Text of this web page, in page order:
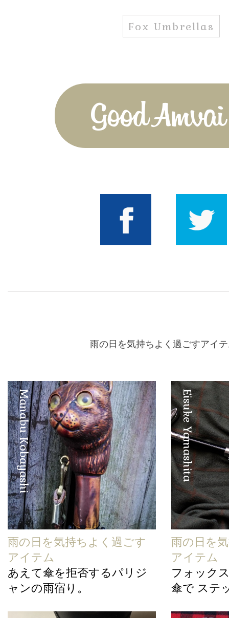
Fox Umbrellas
雨の日を気持ちよく過ごすアイ
Manabu Kobayashi
雨の日を気持ちよく過ごす
アイテム
あえて傘を拒否するパリジ
ャンの雨宿り。
Eisuke Yamashita
雨の日を
アイテム
フォック
傘で ステ